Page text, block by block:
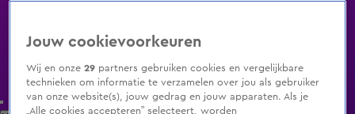
Jouw cookievoorkeuren
Wij en onze29 partners gebruiken cookies en vergelijkbare
technieken om informatie te verzamelen over jou als gebruiker
van onze website(s), jouw gedrag en jouw apparaten. Als je
„Alle cookies accepteren” selecteert, worden